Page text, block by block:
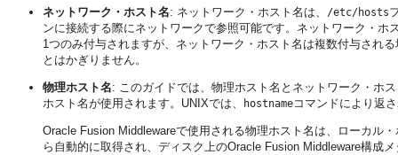
ネットワーク・ホスト名: ネットワーク・ホスト名は、 /etc/hosts
ンに接続する際にネットワークで参照可能です。ネットワーク・
1つのみ付与されますが、ネットワーク・ホスト名は複数付与され
とはかぎりません。
物理ホスト名: このガイドでは、物理ホスト名とネットワーク・ホ
ホスト名が使用されます。UNIXでは、
hostnameコマンドにより返
Oracle Fusion Middlewareで使用される物理ホスト名は、ローカル
ら自動的に取得され、ディスク上のOracle Fusion Middleware構成